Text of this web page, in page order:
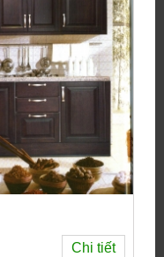
Chi tiết